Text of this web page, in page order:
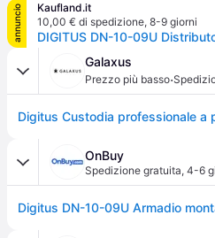
annuncio
Kaufland.it
10,00 € di spedizione, 8-9 giorni
Galaxus
Prezzo più basso·
OnBuy
Spedizione gratuita, 4-6